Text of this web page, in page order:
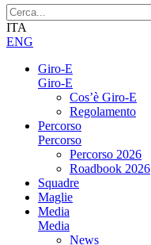
ITA
ENG
Giro-E
Giro-E
Cos’è Giro-E
Regolamento
Percorso
Percorso
Percorso 2026
Roadbook 2026
Squadre
Maglie
Media
Media
News